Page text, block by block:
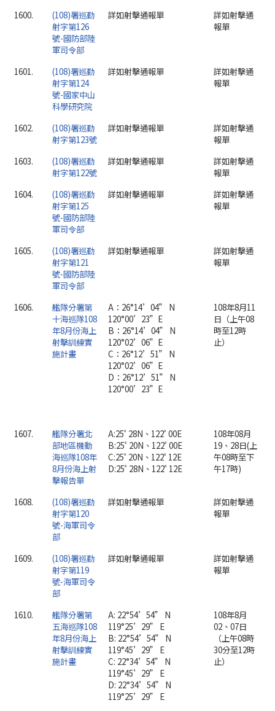
1600.
(108)署巡勤
射字第126
號-國防部陸
軍司令部
詳如射擊通報單
詳如射擊通
報單
1601.
(108)署巡勤
射字第124
號-國家中山
科學研究院
詳如射擊通報單
詳如射擊通
報單
1602.
(108)署巡勤
射字第123號
詳如射擊通報單
詳如射擊通
報單
1603.
(108)署巡勤
射字第122號
詳如射擊通報單
詳如射擊通
報單
1604.
(108)署巡勤
射字第125
號-國防部陸
軍司令部
詳如射擊通報單
詳如射擊通
報單
1605.
(108)署巡勤
射字第121
號-國防部陸
軍司令部
詳如射擊通報單
詳如射擊通
報單
1606.
艦隊分署第
十海巡隊108
年8月份海上
射擊訓練實
施計畫
A：26°14’04” N
120°00’23”E
B：26°14’04” N
120°02’06”E
C：26°12’51” N
120°02’06”E
D：26°12’51” N
120°00’23”E
108年8月11
日（上午08
時至12時
止）
1607.
艦隊分署北
部地區機動
海巡隊108年
8月份海上射
擊報告單
A:25ﾟ28N、122ﾟ00E
B:25ﾟ20N、122ﾟ00E
C:25ﾟ20N、122ﾟ12E
D:25ﾟ28N、122ﾟ12E
108年08月
19、28日(上
午08時至下
午17時)
1608.
(108)署巡勤
射字第120
號-海軍司令
部
詳如射擊通報單
詳如射擊通
報單
1609.
(108)署巡勤
射字第119
號-海軍司令
部
詳如射擊通報單
詳如射擊通
報單
1610.
艦隊分署第
五海巡隊108
年8月份海上
射擊訓練實
施計畫
A: 22°54’54” N
119°25’29” E
B: 22°54’54” N
119°45’29” E
C: 22°34’54” N
119°45’29” E
D: 22°34’54” N
119°25’29” E
108年8月
02、07日
（上午08時
30分至12時
止）